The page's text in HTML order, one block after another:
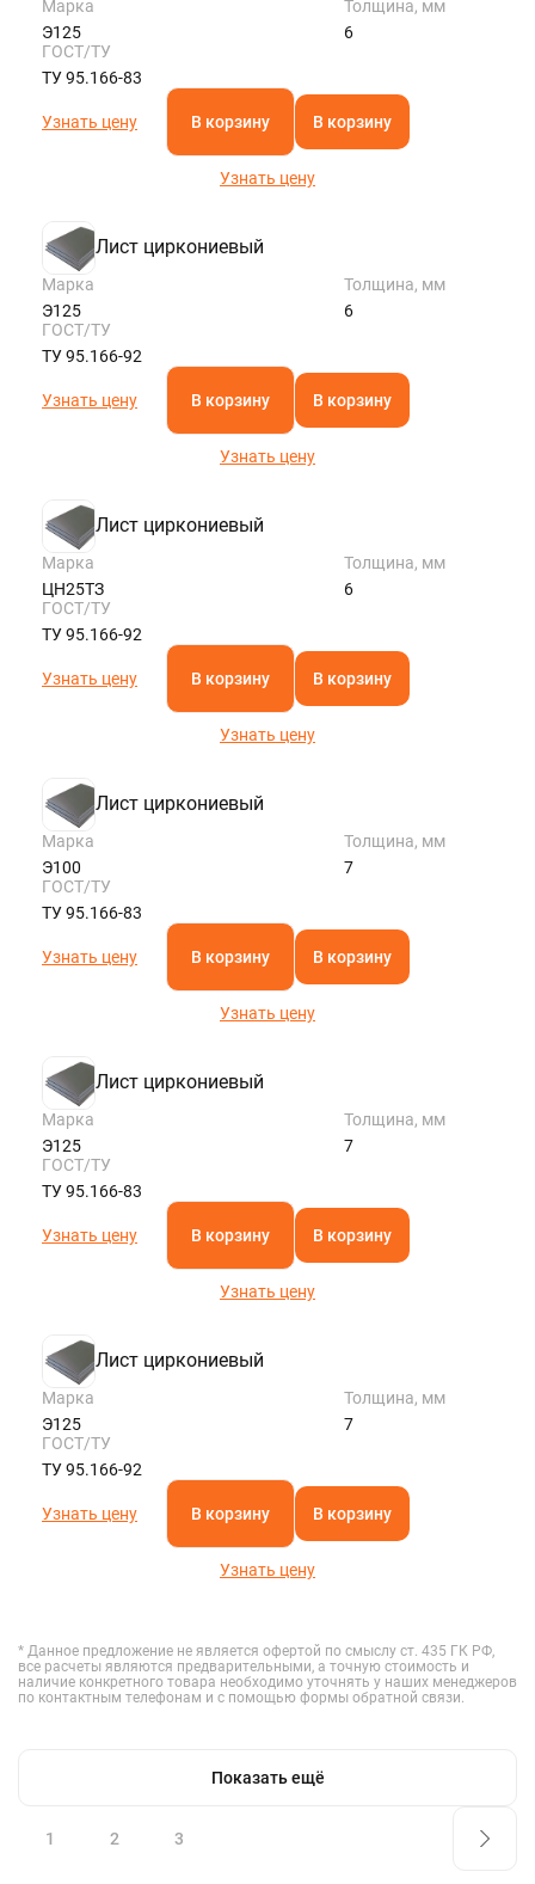
Марка
Э125
Толщина, мм
6
ГОСТ/ТУ
ТУ 95.166-83
Узнать цену В корзину В корзину
Узнать цену
Лист циркониевый
Марка
Э125
Толщина, мм
6
ГОСТ/ТУ
ТУ 95.166-92
Узнать цену В корзину В корзину
Узнать цену
Лист циркониевый
Марка
ЦН25ТЗ
Толщина, мм
6
ГОСТ/ТУ
ТУ 95.166-92
Узнать цену В корзину В корзину
Узнать цену
Лист циркониевый
Марка
Э100
Толщина, мм
7
ГОСТ/ТУ
ТУ 95.166-83
Узнать цену В корзину В корзину
Узнать цену
Лист циркониевый
Марка
Э125
Толщина, мм
7
ГОСТ/ТУ
ТУ 95.166-83
Узнать цену В корзину В корзину
Узнать цену
Лист циркониевый
Марка
Э125
Толщина, мм
7
ГОСТ/ТУ
ТУ 95.166-92
Узнать цену В корзину В корзину
Узнать цену
* Данное предложение не является офертой по смыслу ст. 435 ГК РФ,
все расчеты являются предварительными, а точную стоимость и
наличие конкретного товара необходимо уточнять у наших менеджеров
по контактным телефонам и с помощью формы обратной связи.
Показать ещё
1 2 3